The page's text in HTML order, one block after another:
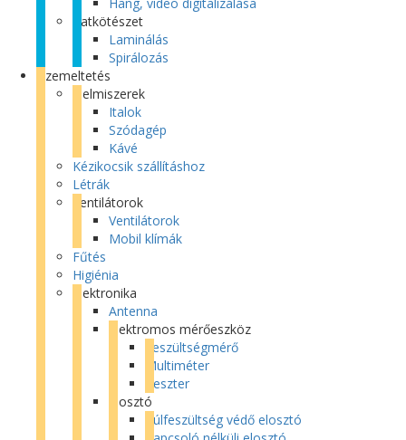
Iratkötészet
Laminálás
Spirálozás
Üzemeltetés
Élelmiszerek
Italok
Szódagép
Kávé
Kézikocsik szállításhoz
Létrák
Ventilátorok
Ventilátorok
Mobil klímák
Fűtés
Higiénia
Elektronika
Antenna
Elektromos mérőeszköz
Feszültségmérő
Multiméter
Teszter
Elosztó
Túlfeszültség védő elosztó